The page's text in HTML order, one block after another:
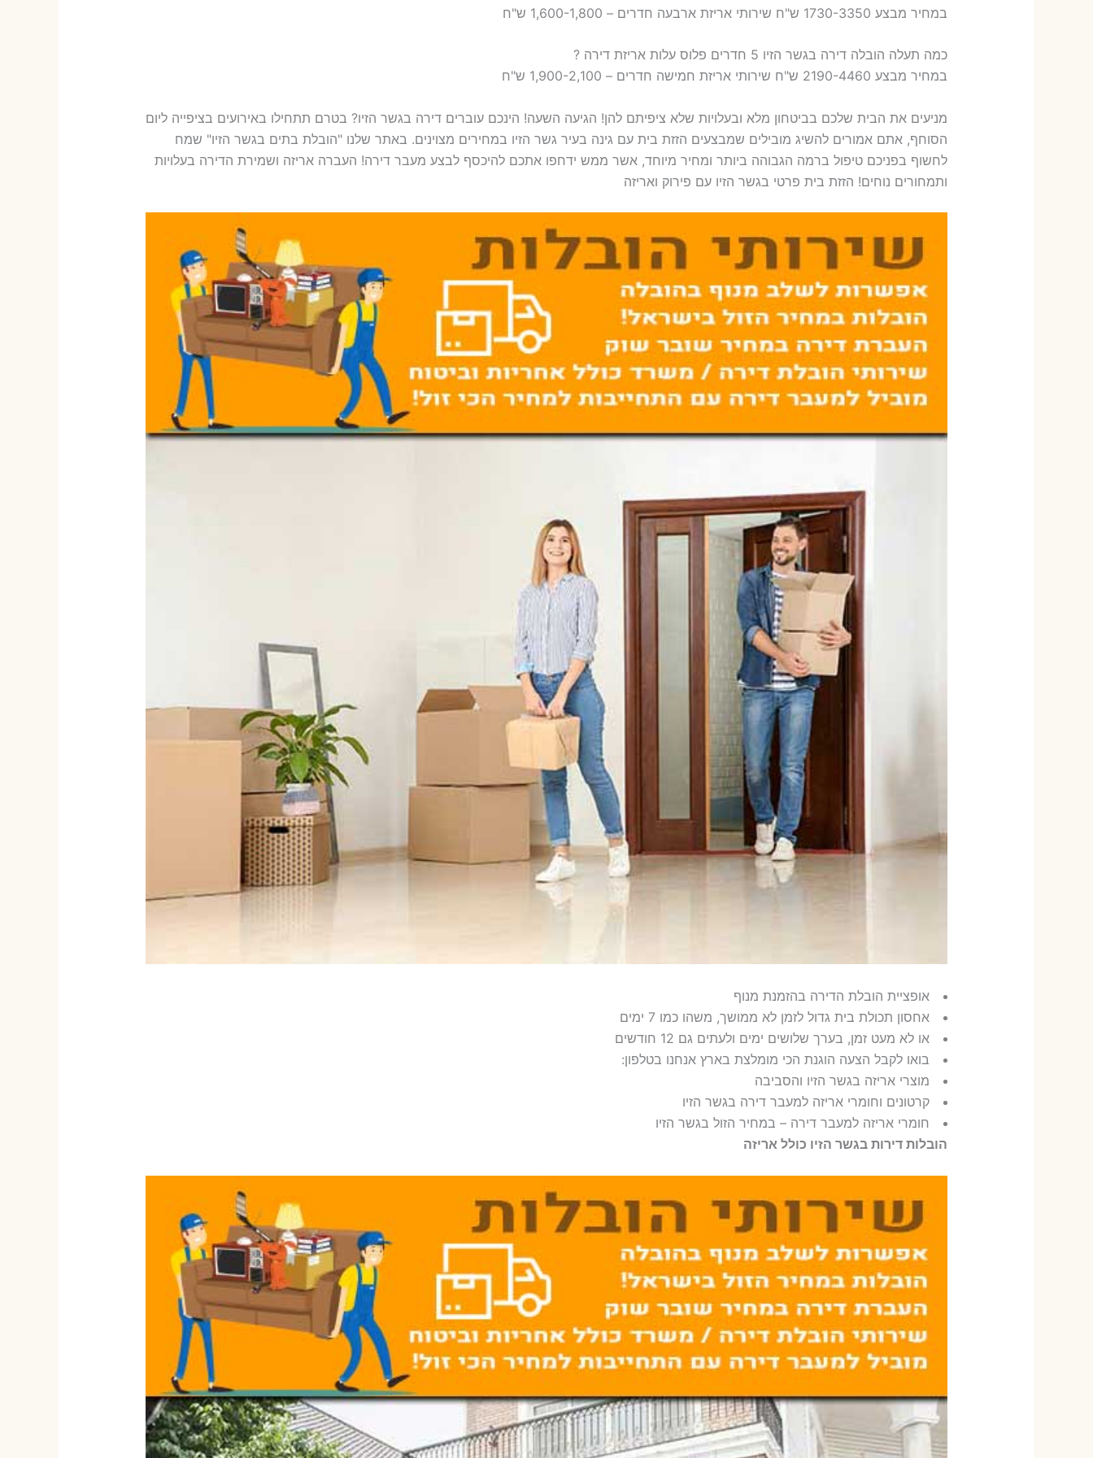
במחיר מבצע 1730-3350 ש"ח שירותי אריזת ארבעה חדרים – 1,600-1,800 ש"ח
כמה תעלה הובלה דירה בגשר הזיו 5 חדרים פלוס עלות אריזת דירה ?
במחיר מבצע 2190-4460 ש"ח שירותי אריזת חמישה חדרים – 1,900-2,100 ש"ח
מניעים את הבית שלכם בביטחון מלא ובעלויות שלא ציפיתם להן! הגיעה השעה! הינכם עוברים דירה בגשר הזיו? בטרם תתחילו באירועים בציפייה ליום
הסוחף, אתם אמורים להשיג מובילים שמבצעים הזזת בית עם גינה בעיר גשר הזיו במחירים מצוינים. באתר שלנו "הובלת בתים בגשר הזיו" שמח
לחשוף בפניכם טיפול ברמה הגבוהה ביותר ומחיר מיוחד, אשר ממש ידחפו אתכם להיכסף לבצע מעבר דירה! העברה אריזה ושמירת הדירה בעלויות
ותמחורים נוחים! הזזת בית פרטי בגשר הזיו עם פירוק ואריזה
אופציית הובלת הדירה בהזמנת מנוף
אחסון תכולת בית גדול לזמן לא ממושך, משהו כמו 7 ימים
או לא מעט זמן, בערך שלושים ימים ולעתים גם 12 חודשים
בואו לקבל הצעה הוגנת הכי מומלצת בארץ אנחנו בטלפון:
מוצרי אריזה בגשר הזיו והסביבה
קרטונים וחומרי אריזה למעבר דירה בגשר הזיו
חומרי אריזה למעבר דירה – במחיר הזול בגשר הזיו
הובלות דירות בגשר הזיו כולל אריזה